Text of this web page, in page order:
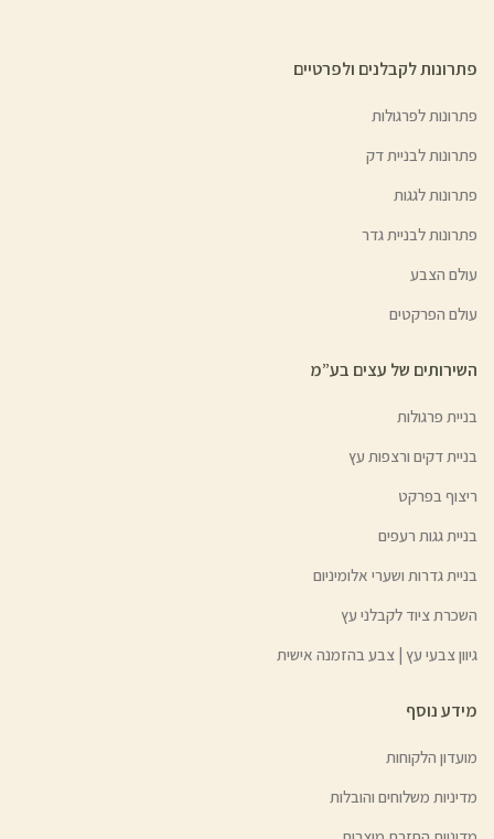
פתרונות לקבלנים ולפרטיים
פתרונות לפרגולות
פתרונות לבניית דק
פתרונות לגגות
פתרונות לבניית גדר
עולם הצבע
עולם הפרקטים
השירותים של עצים בע”מ
בניית פרגולות
בניית דקים ורצפות עץ
ריצוף בפרקט
בניית גגות רעפים
בניית גדרות ושערי אלומיניום
השכרת ציוד לקבלני עץ
גיוון צבעי עץ | צבע בהזמנה אישית
מידע נוסף
מועדון הלקוחות
מדיניות משלוחים והובלות